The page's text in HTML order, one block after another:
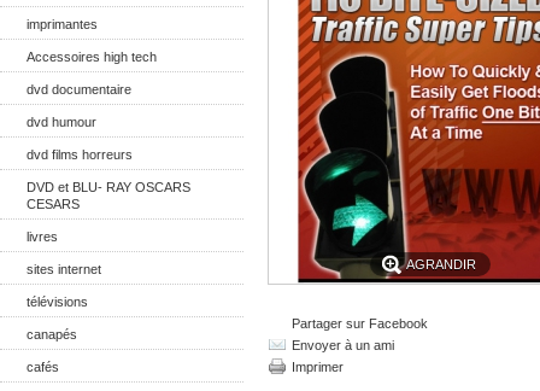
imprimantes
Accessoires high tech
dvd documentaire
dvd humour
dvd films horreurs
DVD et BLU- RAY OSCARS
CESARS
livres
sites internet
télévisions
canapés
cafés
AGRANDIR
Partager sur Facebook
Envoyer à un ami
Imprimer